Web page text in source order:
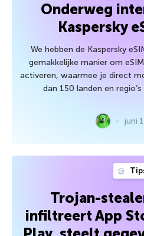
Onderweg
Kaspersky
We hebben de Kaspersky
gemakkelijke manier om
activeren, waarmee je direct
dan 150 landen en
juni
Trojan-
infiltreert App